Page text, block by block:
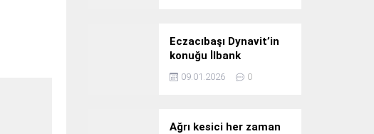
Eczacıbaşı Dynavit’in
konuğu İlbank
09.01.2026 0
Ağrı kesici her zaman